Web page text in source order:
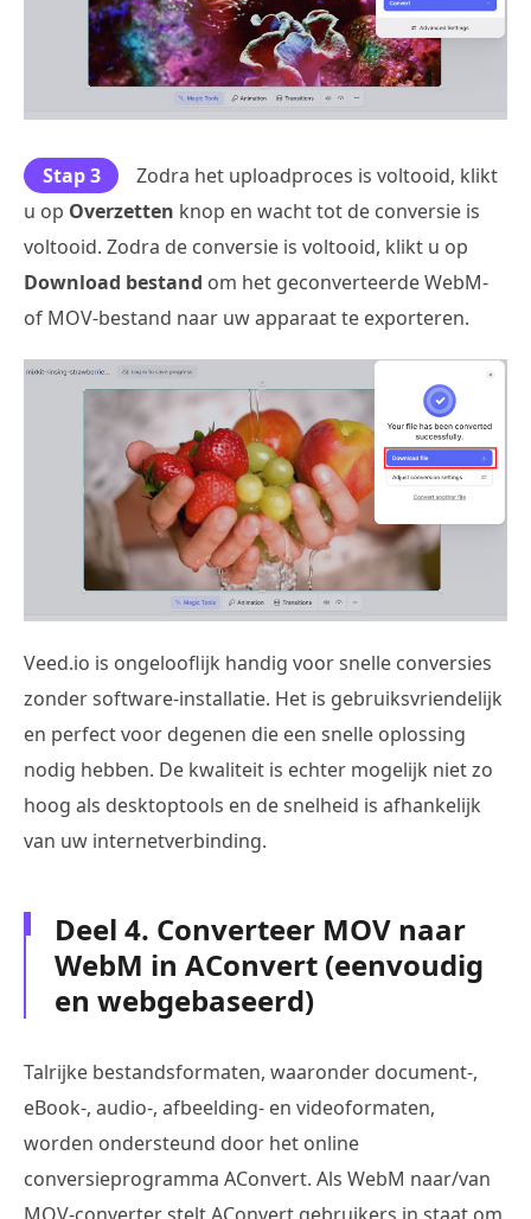
Stap 3
Zodra het uploadproces is voltooid, klikt
u op Overzetten knop en wacht tot de conversie is
voltooid. Zodra de conversie is voltooid, klikt u op
Download bestand om het geconverteerde WebM-
of MOV-bestand naar uw apparaat te exporteren.
Veed.io is ongelooflijk handig voor snelle conversies
zonder software-installatie. Het is gebruiksvriendelijk
en perfect voor degenen die een snelle oplossing
nodig hebben. De kwaliteit is echter mogelijk niet zo
hoog als desktoptools en de snelheid is afhankelijk
van uw internetverbinding.
Deel 4. Converteer MOV naar
WebM in AConvert (eenvoudig
en webgebaseerd)
Talrijke bestandsformaten, waaronder document-,
eBook-, audio-, afbeelding- en videoformaten,
worden ondersteund door het online
conversieprogramma AConvert. Als WebM naar/van